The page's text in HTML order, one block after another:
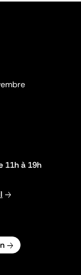
11h à 19h